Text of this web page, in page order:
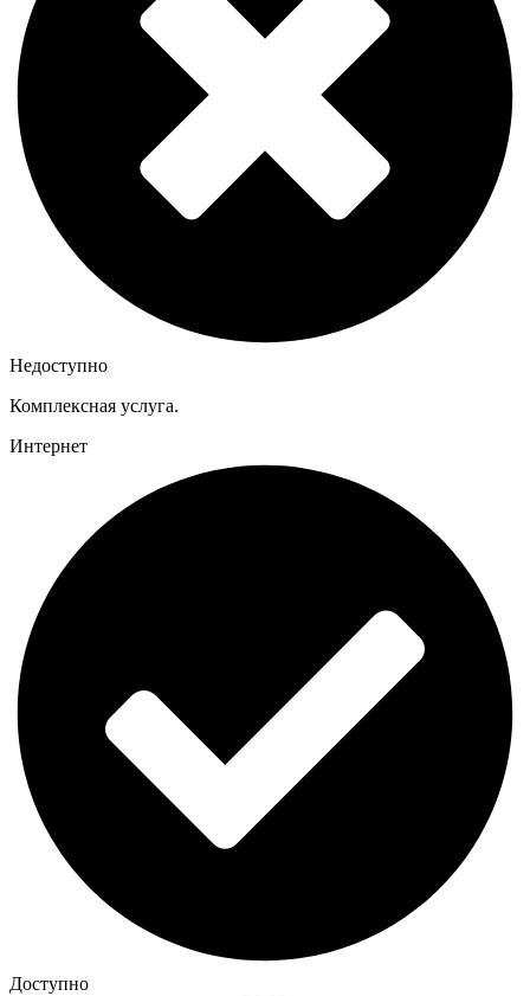
Недоступно
Комплексная услуга.
Интернет
Доступно